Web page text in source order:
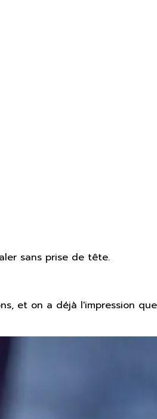
sans prise de tête.
et on a déjà l'impression que